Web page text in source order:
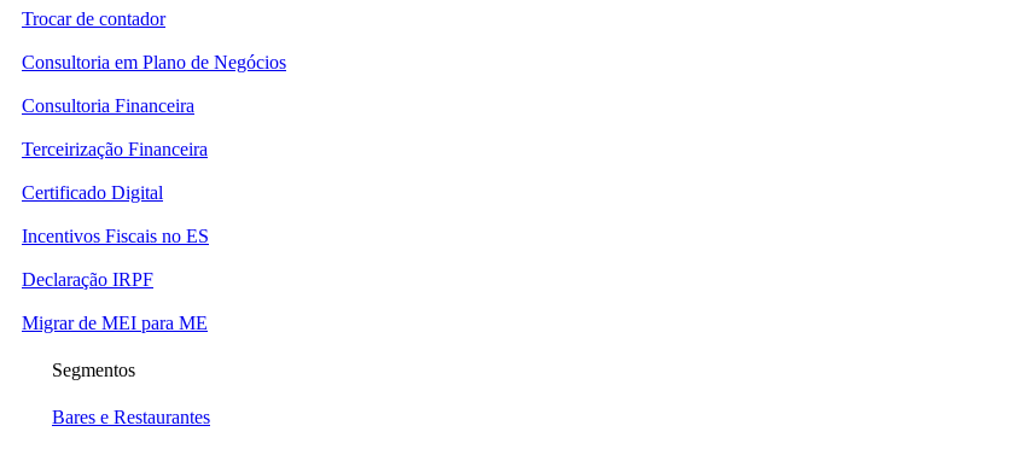
Trocar de contador
Consultoria em Plano de Negócios
Consultoria Financeira
Terceirização Financeira
Certificado Digital
Incentivos Fiscais no ES
Declaração IRPF
Migrar de MEI para ME
Segmentos
Bares e Restaurantes